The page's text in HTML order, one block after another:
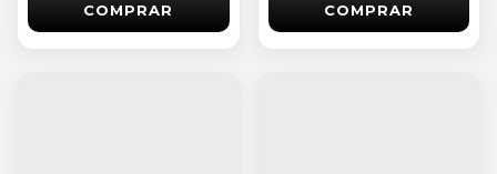
COMPRAR COMPRAR